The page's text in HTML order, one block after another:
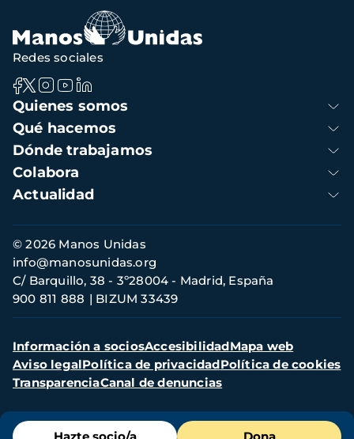
navegación
Menú
Navegación
principal
Quienes somos
Qué hacemos
Dónde trabajamos
Colabora
Actualidad
Redes sociales
Información
de
contacto
© 2026 Manos Unidas
C/ Barquillo, 38 - 3º28004 - Madrid, España
900 811 888
BIZUM 33439
info@manosunidas.org
Menú
secundario
Información a sociosAccesibilidadMapa web
Aviso legalPolítica de privacidadPolítica de cookies
TransparenciaCanal de denuncias